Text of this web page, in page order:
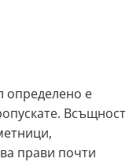
определено е
Всъщност
прави почти